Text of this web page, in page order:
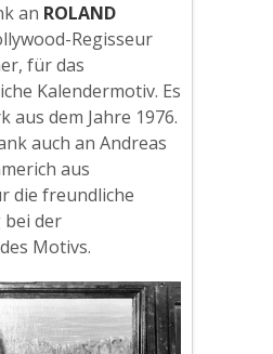
an ROLAND
Regisseur
für das
Kalendermotiv. Es
aus dem Jahre 1976.
auch an Andreas
aus
die freundliche
der
Motivs.